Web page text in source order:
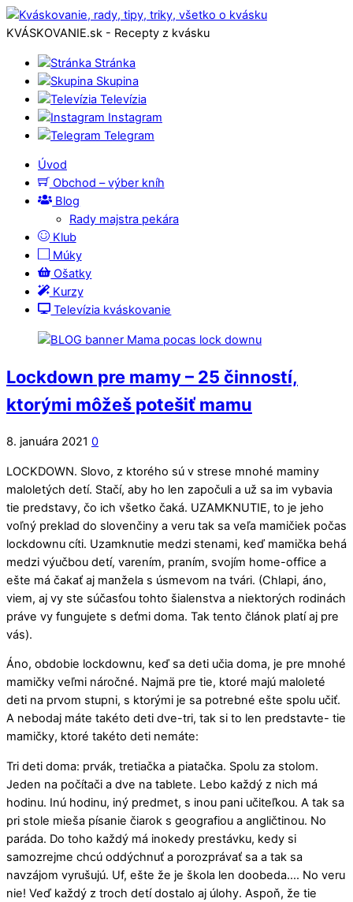
KVÁSKOVANIE.sk - Recepty z kvásku
Stránka
Skupina
Televízia
Instagram
Telegram
Úvod
Obchod – výber kníh
Blog
Rady majstra pekára
Klub
Múky
Ošatky
Kurzy
Televízia kváskovanie
Lockdown pre mamy – 25 činností,
ktorými môžeš potešiť mamu
8. januára 2021 0
LOCKDOWN. Slovo, z ktorého sú v strese mnohé maminy
maloletých detí. Stačí, aby ho len započuli a už sa im vybavia
tie predstavy, čo ich všetko čaká. UZAMKNUTIE, to je jeho
voľný preklad do slovenčiny a veru tak sa veľa mamičiek počas
lockdownu cíti. Uzamknutie medzi stenami, keď mamička behá
medzi výučbou detí, varením, praním, svojím home-office a
ešte má čakať aj manžela s úsmevom na tvári. (Chlapi, áno,
viem, aj vy ste súčasťou tohto šialenstva a niektorých rodinách
práve vy fungujete s deťmi doma. Tak tento článok platí aj pre
vás).
Áno, obdobie lockdownu, keď sa deti učia doma, je pre mnohé
mamičky veľmi náročné. Najmä pre tie, ktoré majú maloleté
deti na prvom stupni, s ktorými je sa potrebné ešte spolu učiť.
A nebodaj máte takéto deti dve-tri, tak si to len predstavte- tie
mamičky, ktoré takéto deti nemáte:
Tri deti doma: prvák, tretiačka a piatačka. Spolu za stolom.
Jeden na počítači a dve na tablete. Lebo každý z nich má
hodinu. Inú hodinu, iný predmet, s inou pani učiteľkou. A tak sa
pri stole mieša písanie čiarok s geografiou a angličtinou. No
paráda. Do toho každý má inokedy prestávku, kedy si
samozrejme chcú oddýchnuť a porozprávať sa a tak sa
navzájom vyrušujú. Uf, ešte že je škola len doobeda…. No veru
nie! Veď každý z troch detí dostalo aj úlohy. Aspoň, že tie